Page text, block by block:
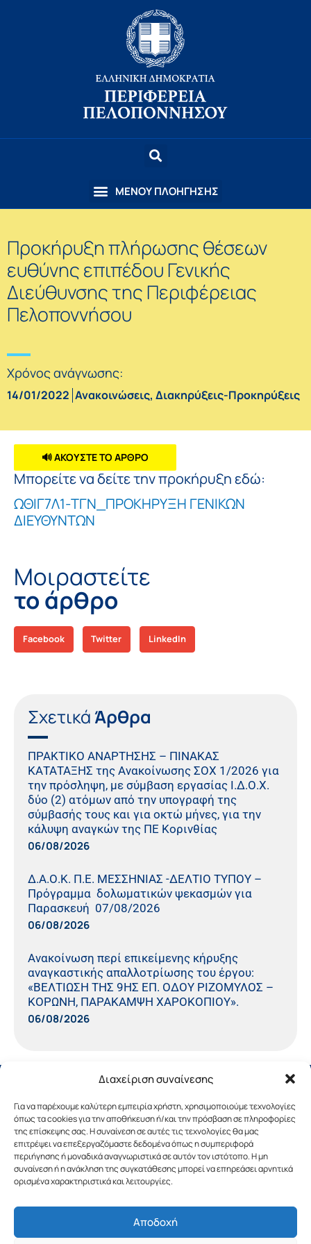
Διαχείριση συναίνεσης
Για να παρέχουμε καλύτερη εμπειρία χρήστη, χρησιμοποιούμε τεχνολογίες
όπως τα cookies για την αποθήκευση ή/και την πρόσβαση σε πληροφορίες
της επίσκεψης σας. Η συναίνεση σε αυτές τις τεχνολογίες θα μας
επιτρέψει να επεξεργαζόμαστε δεδομένα όπως η συμπεριφορά
περιήγησης ή μοναδικά αναγνωριστικά σε αυτόν τον ιστότοπο. Η μη
συναίνεση ή η ανάκληση της συγκατάθεσης μπορεί να επηρεάσει αρνητικά
ορισμένα χαρακτηριστικά και λειτουργίες.
Αποδοχή
Προκήρυξη πλήρωσης θέσεων
ευθύνης επιπέδου Γενικής
Διεύθυνσης της Περιφέρειας
Πελοποννήσου
Χρόνος ανάγνωσης:
14/01/2022 Ανακοινώσεις, Διακηρύξεις-Προκηρύξεις
🔊 ΑΚΟΥΣΤΕ ΤΟ ΑΡΘΡΟ
Μπορείτε να δείτε την προκήρυξη εδώ:
ΩΘΙΓ7Λ1-ΤΓΝ_ΠΡΟΚΗΡΥΞΗ ΓΕΝΙΚΩΝ
ΔΙΕΥΘΥΝΤΩΝ
Μοιραστείτε
το άρθρο
Facebook Twitter LinkedIn
Σχετικά Άρθρα
ΠΡΑΚΤΙΚO ΑΝΑΡΤΗΣΗΣ – ΠΙΝΑΚΑΣ
ΚΑΤΑΤΑΞΗΣ της Ανακοίνωσης ΣΟΧ 1/2026 για
την πρόσληψη, με σύμβαση εργασίας Ι.Δ.Ο.Χ.
δύο (2) ατόμων από την υπογραφή της
σύμβασής τους και για οκτώ μήνες, για την
κάλυψη αναγκών της ΠΕ Κορινθίας
06/08/2026
Δ.Α.Ο.Κ. Π.Ε. ΜΕΣΣΗΝΙΑΣ -ΔΕΛΤΙΟ ΤΥΠΟΥ –
Πρόγραμμα δολωματικών ψεκασμών για
Παρασκευή 07/08/2026
06/08/2026
Ανακοίνωση περί επικείμενης κήρυξης
αναγκαστικής απαλλοτρίωσης του έργου:
«ΒΕΛΤΙΩΣΗ ΤΗΣ 9ΗΣ ΕΠ. ΟΔΟΥ ΡΙΖΟΜΥΛΟΣ –
ΚΟΡΩΝΗ, ΠΑΡΑΚΑΜΨΗ ΧΑΡΟΚΟΠΙΟΥ».
06/08/2026
Copyright © 2019 Περιφέρεια Πελοποννήσου.